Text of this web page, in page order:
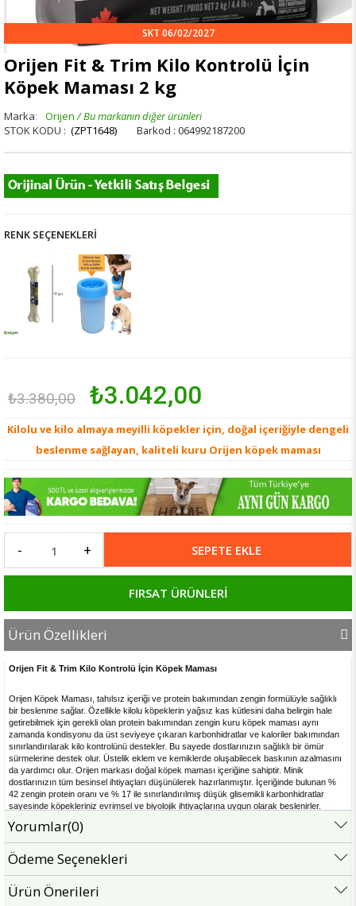
SKT 06/02/2027
Orijen Fit & Trim Kilo Kontrolü İçin
Köpek Maması 2 kg
Marka:
Orijen
(ZPT1648)
Barkod : 064992187200
RENK SEÇENEKLERI
₺3.380,00 ₺3.042,00
Kilolu ve kilo almaya meyilli köpekler için, doğal içeriğiyle dengeli
beslenme sağlayan, kaliteli kuru Orijen köpek maması
+
-
FIRSAT ÜRÜNLERİ
Ürün Özellikleri
Orijen Fit & Trim Kilo Kontrolü İçin Köpek Maması
Orijen Köpek Maması, tahılsız içeriği ve protein bakımından zengin formülüyle sağlıklı
bir beslenme sağlar. Özellikle kilolu köpeklerin yağsız kas kütlesini daha belirgin hale
getirebilmek için gerekli olan protein bakımından zengin kuru köpek maması aynı
zamanda kondisyonu da üst seviyeye çıkaran karbonhidratlar ve kaloriler bakımından
sınırlandırılarak kilo kontrolünü destekler. Bu sayede dostlarınızın sağlıklı bir ömür
sürmelerine destek olur. Üstelik eklem ve kemiklerde oluşabilecek baskının azalmasını
da yardımcı olur. Orijen markası doğal köpek maması içeriğine sahiptir. Minik
dostlarınızın tüm besinsel ihtiyaçları düşünülerek hazırlanmıştır. İçeriğinde bulunan %
42 zengin protein oranı ve % 17 ile sınırlandırılmış düşük glisemikli karbonhidratlar
sayesinde köpekleriniz evrimsel ve biyolojik ihtiyaçlarına uygun olarak beslenirler.
Orijen Kilo Kontollü Köpek Maması Özellikleri;
* En iyi köpek maması markaları arasında yer alan Orijen'in içerisinde bulunan etlerin
2/3'ü soğutulmuş ve koruyucu içermeyen taze içeriklerden veya şoklanarak
dondurulmuş, koruyucu içermeyen çiğ etlerden üretilir. Dolayısıyla oldukça lezzetli ve
sağlıklıdır.
Yorumlar(0)
Ödeme Seçenekleri
Ürün Önerileri